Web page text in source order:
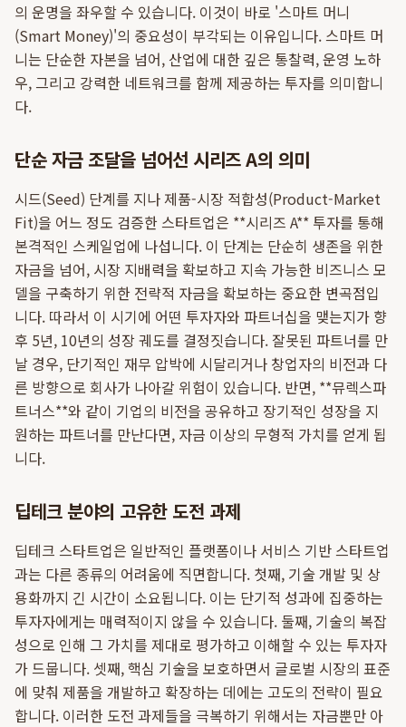
의 운명을 좌우할 수 있습니다. 이것이 바로 '스마트 머니
(Smart Money)'의 중요성이 부각되는 이유입니다. 스마트 머
니는 단순한 자본을 넘어, 산업에 대한 깊은 통찰력, 운영 노하
우, 그리고 강력한 네트워크를 함께 제공하는 투자를 의미합니
다.
단순 자금 조달을 넘어선 시리즈 A의 의미
시드(Seed) 단계를 지나 제품-시장 적합성(Product-Market
Fit)을 어느 정도 검증한 스타트업은 **시리즈 A** 투자를 통해
본격적인 스케일업에 나섭니다. 이 단계는 단순히 생존을 위한
자금을 넘어, 시장 지배력을 확보하고 지속 가능한 비즈니스 모
델을 구축하기 위한 전략적 자금을 확보하는 중요한 변곡점입
니다. 따라서 이 시기에 어떤 투자자와 파트너십을 맺는지가 향
후 5년, 10년의 성장 궤도를 결정짓습니다. 잘못된 파트너를 만
날 경우, 단기적인 재무 압박에 시달리거나 창업자의 비전과 다
른 방향으로 회사가 나아갈 위험이 있습니다. 반면, **뮤렉스파
트너스**와 같이 기업의 비전을 공유하고 장기적인 성장을 지
원하는 파트너를 만난다면, 자금 이상의 무형적 가치를 얻게 됩
니다.
딥테크 분야의 고유한 도전 과제
딥테크 스타트업은 일반적인 플랫폼이나 서비스 기반 스타트업
과는 다른 종류의 어려움에 직면합니다. 첫째, 기술 개발 및 상
용화까지 긴 시간이 소요됩니다. 이는 단기적 성과에 집중하는
투자자에게는 매력적이지 않을 수 있습니다. 둘째, 기술의 복잡
성으로 인해 그 가치를 제대로 평가하고 이해할 수 있는 투자자
가 드뭅니다. 셋째, 핵심 기술을 보호하면서 글로벌 시장의 표준
에 맞춰 제품을 개발하고 확장하는 데에는 고도의 전략이 필요
합니다. 이러한 도전 과제들을 극복하기 위해서는 자금뿐만 아